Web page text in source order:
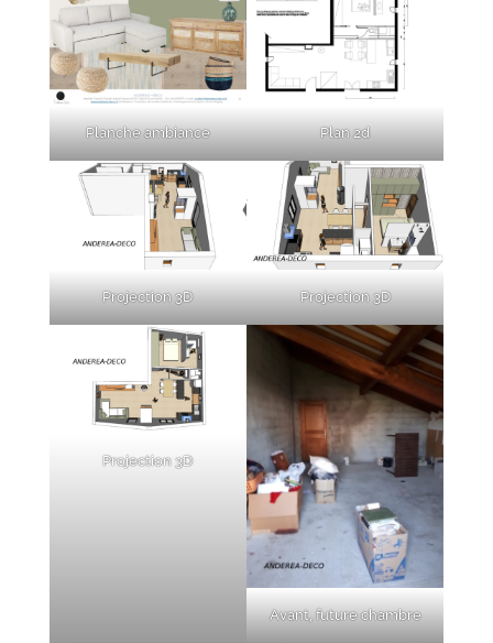
Planche ambiance Plan 2d
Projection 3D Projection 3D
Projection 3D
Avant, future chambre